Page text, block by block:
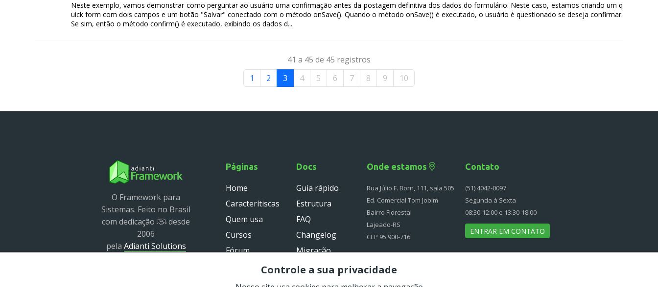
Neste exemplo, vamos demonstrar como perguntar ao usuário uma confirmação antes da postagem definitiva dos dados do formulário. Neste caso, estamos criando um q
uick form com dois campos e um botão "Salvar" conectado com o método onSave(). Quando o método onSave() é executado, o usuário é questionado se deseja confirmar.
Se sim, então o método confirm() é executado, exibindo os dados d...
41 a 45 de 45 registros
1
2 3 4 5 6 7 8 9 10
O Framework para
Sistemas. Feito no Brasil
com dedicação
desde
2006
pela Adianti Solutions
Páginas
Home
Caracterítiscas
Quem usa
Cursos
Fórum
Downloads
Timeline
Docs
Guia rápido
Estrutura
FAQ
Changelog
Migração
API
Guia
Onde estamos
Rua Júlio F. Born, 111, sala 505
Ed. Comercial Tom Jobim
Bairro Florestal
Lajeado-RS
CEP 95.900-716
Contato
(51) 4042-0097
Segunda à Sexta
08:30-12:00 e 13:30-18:00
ENTRAR EM CONTATO
Controle a sua privacidade